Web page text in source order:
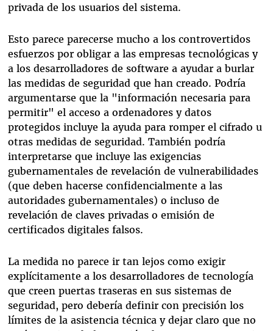
privada de los usuarios del sistema.
Esto parece parecerse mucho a los controvertidos
esfuerzos por obligar a las empresas tecnológicas y
a los desarrolladores de software a ayudar a burlar
las medidas de seguridad que han creado. Podría
argumentarse que la "información necesaria para
permitir" el acceso a ordenadores y datos
protegidos incluye la ayuda para romper el cifrado u
otras medidas de seguridad. También podría
interpretarse que incluye las exigencias
gubernamentales de revelación de vulnerabilidades
(que deben hacerse confidencialmente a las
autoridades gubernamentales) o incluso de
revelación de claves privadas o emisión de
certificados digitales falsos.
La medida no parece ir tan lejos como exigir
explícitamente a los desarrolladores de tecnología
que creen puertas traseras en sus sistemas de
seguridad, pero debería definir con precisión los
límites de la asistencia técnica y dejar claro que no